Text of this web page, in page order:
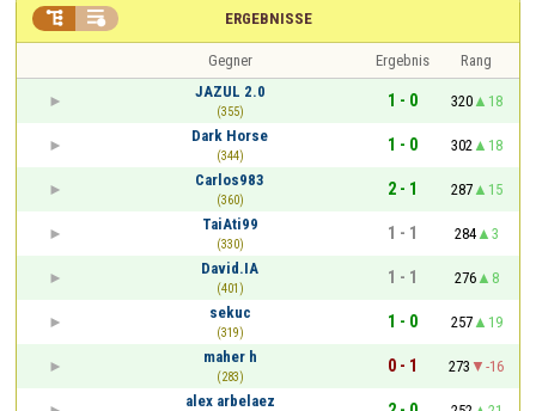
ERGEBNISSE
 
Gegner Ergebnis
Rang
JAZUL 2.0
(355)
1 - 0 320
18
Dark Horse
(344)
1 - 0 302
18
Carlos983
(360)
2 - 1 287
15
TaiAti99
(330)
1 - 1 284
3
David.IA
(401)
1 - 1 276
8
sekuc
(319)
1 - 0 257
19
maher h
(283)
0 - 1 273
-16
alex arbelaez